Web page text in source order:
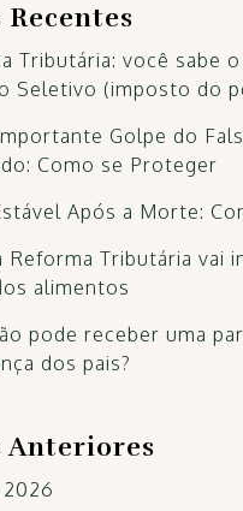
Recentes
Tributária: você sabe
Seletivo (imposto do
Golpe do
Como se Proteger
Após a Morte:
Reforma Tributária vai
alimentos
pode receber uma
dos pais?
Anteriores